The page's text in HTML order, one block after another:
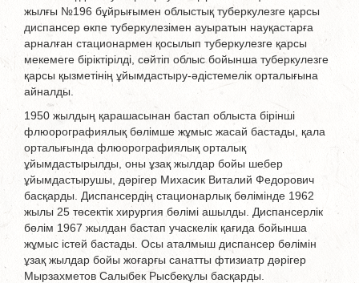
жылғы №196 бұйрығымен облыстық туберкулезге қарсы
диспансер өкпе туберкулезімен ауыратын науқастарға
арналған стационармен қосылып туберкулезге қарсы
мекемеге біріктірілді, сөйтіп облыс бойынша туберкулезге
қарсы қызметінің ұйымдастыру-әдістемелік орталығына
айналды.
1950 жылдың қарашасынан бастап облыста бірінші
флюорографиялық бөлімше жұмыс жасай бастады, қала
орталығында флюорографиялық орталық
ұйымдастырылды, оны ұзақ жылдар бойы шебер
ұйымдастырушы, дәрігер Михасик Виталий Федорович
басқарды. Диспансердің стационарлық бөлімінде 1962
жылы 25 төсектік хирургия бөлімі ашылды. Диспансерлік
бөлім 1967 жылдан бастап учаскелік қағида бойынша
жұмыс істей бастады. Осы аталмыш диспансер бөлімін
ұзақ жылдар бойы жоғарғы санатты фтизиатр дәрігер
Мырзахметов Салыбек Рысбекұлы басқарды.